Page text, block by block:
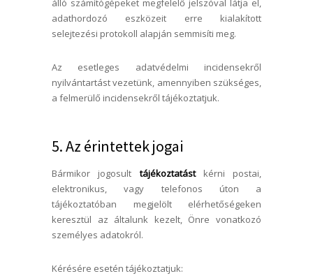
álló számítógépeket megfelelő jelszóval látja el,
adathordozó eszközeit erre kialakított
selejtezési protokoll alapján semmisíti meg.
Az esetleges adatvédelmi incidensekről
nyilvántartást vezetünk, amennyiben szükséges,
a felmerülő incidensekről tájékoztatjuk.
5. Az érintettek jogai
Bármikor jogosulttájékoztatástkérni postai,
elektronikus, vagy telefonos úton a
tájékoztatóban megjelölt elérhetőségeken
keresztül az általunk kezelt, Önre vonatkozó
személyes adatokról.
Kérésére esetén tájékoztatjuk: